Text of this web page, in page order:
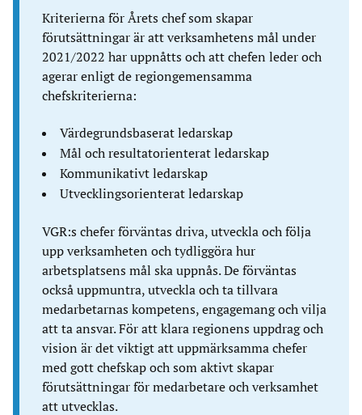
Kriterierna för Årets chef som skapar
förutsättningar är att verksamhetens mål under
2021/2022 har uppnåtts och att chefen leder och
agerar enligt de regiongemensamma
chefskriterierna:
Värdegrundsbaserat ledarskap
Mål och resultatorienterat ledarskap
Kommunikativt ledarskap
Utvecklingsorienterat ledarskap
VGR:s chefer förväntas driva, utveckla och följa
upp verksamheten och tydliggöra hur
arbetsplatsens mål ska uppnås. De förväntas
också uppmuntra, utveckla och ta tillvara
medarbetarnas kompetens, engagemang och vilja
att ta ansvar. För att klara regionens uppdrag och
vision är det viktigt att uppmärksamma chefer
med gott chefskap och som aktivt skapar
förutsättningar för medarbetare och verksamhet
att utvecklas.